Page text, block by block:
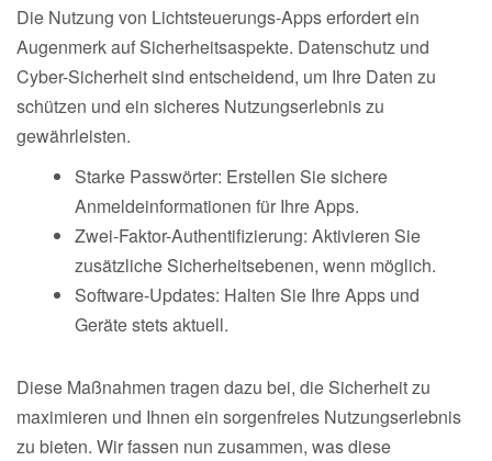
Die Nutzung von Lichtsteuerungs-Apps erfordert ein
Augenmerk auf Sicherheitsaspekte. Datenschutz und
Cyber-Sicherheit sind entscheidend, um Ihre Daten zu
schützen und ein sicheres Nutzungserlebnis zu
gewährleisten.
Starke Passwörter: Erstellen Sie sichere
Anmeldeinformationen für Ihre Apps.
Zwei-Faktor-Authentifizierung: Aktivieren Sie
zusätzliche Sicherheitsebenen, wenn möglich.
Software-Updates: Halten Sie Ihre Apps und
Geräte stets aktuell.
Diese Maßnahmen tragen dazu bei, die Sicherheit zu
maximieren und Ihnen ein sorgenfreies Nutzungserlebnis
zu bieten. Wir fassen nun zusammen, was diese